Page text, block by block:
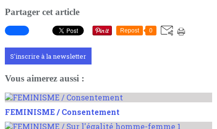
Partager cet article
Repost 0
S'inscrire à la newsletter
Vous aimerez aussi :
FEMINISME / Consentement